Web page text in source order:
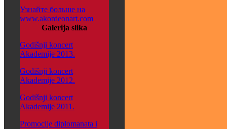
Узнайте больше на
www.akordeonart.com
Galerija slika
Godišnji koncert
Akademije 2013.
Godišnji koncert
Akademije 2012.
Godišnji koncert
Akademije 2011.
Promocije diplomanata i